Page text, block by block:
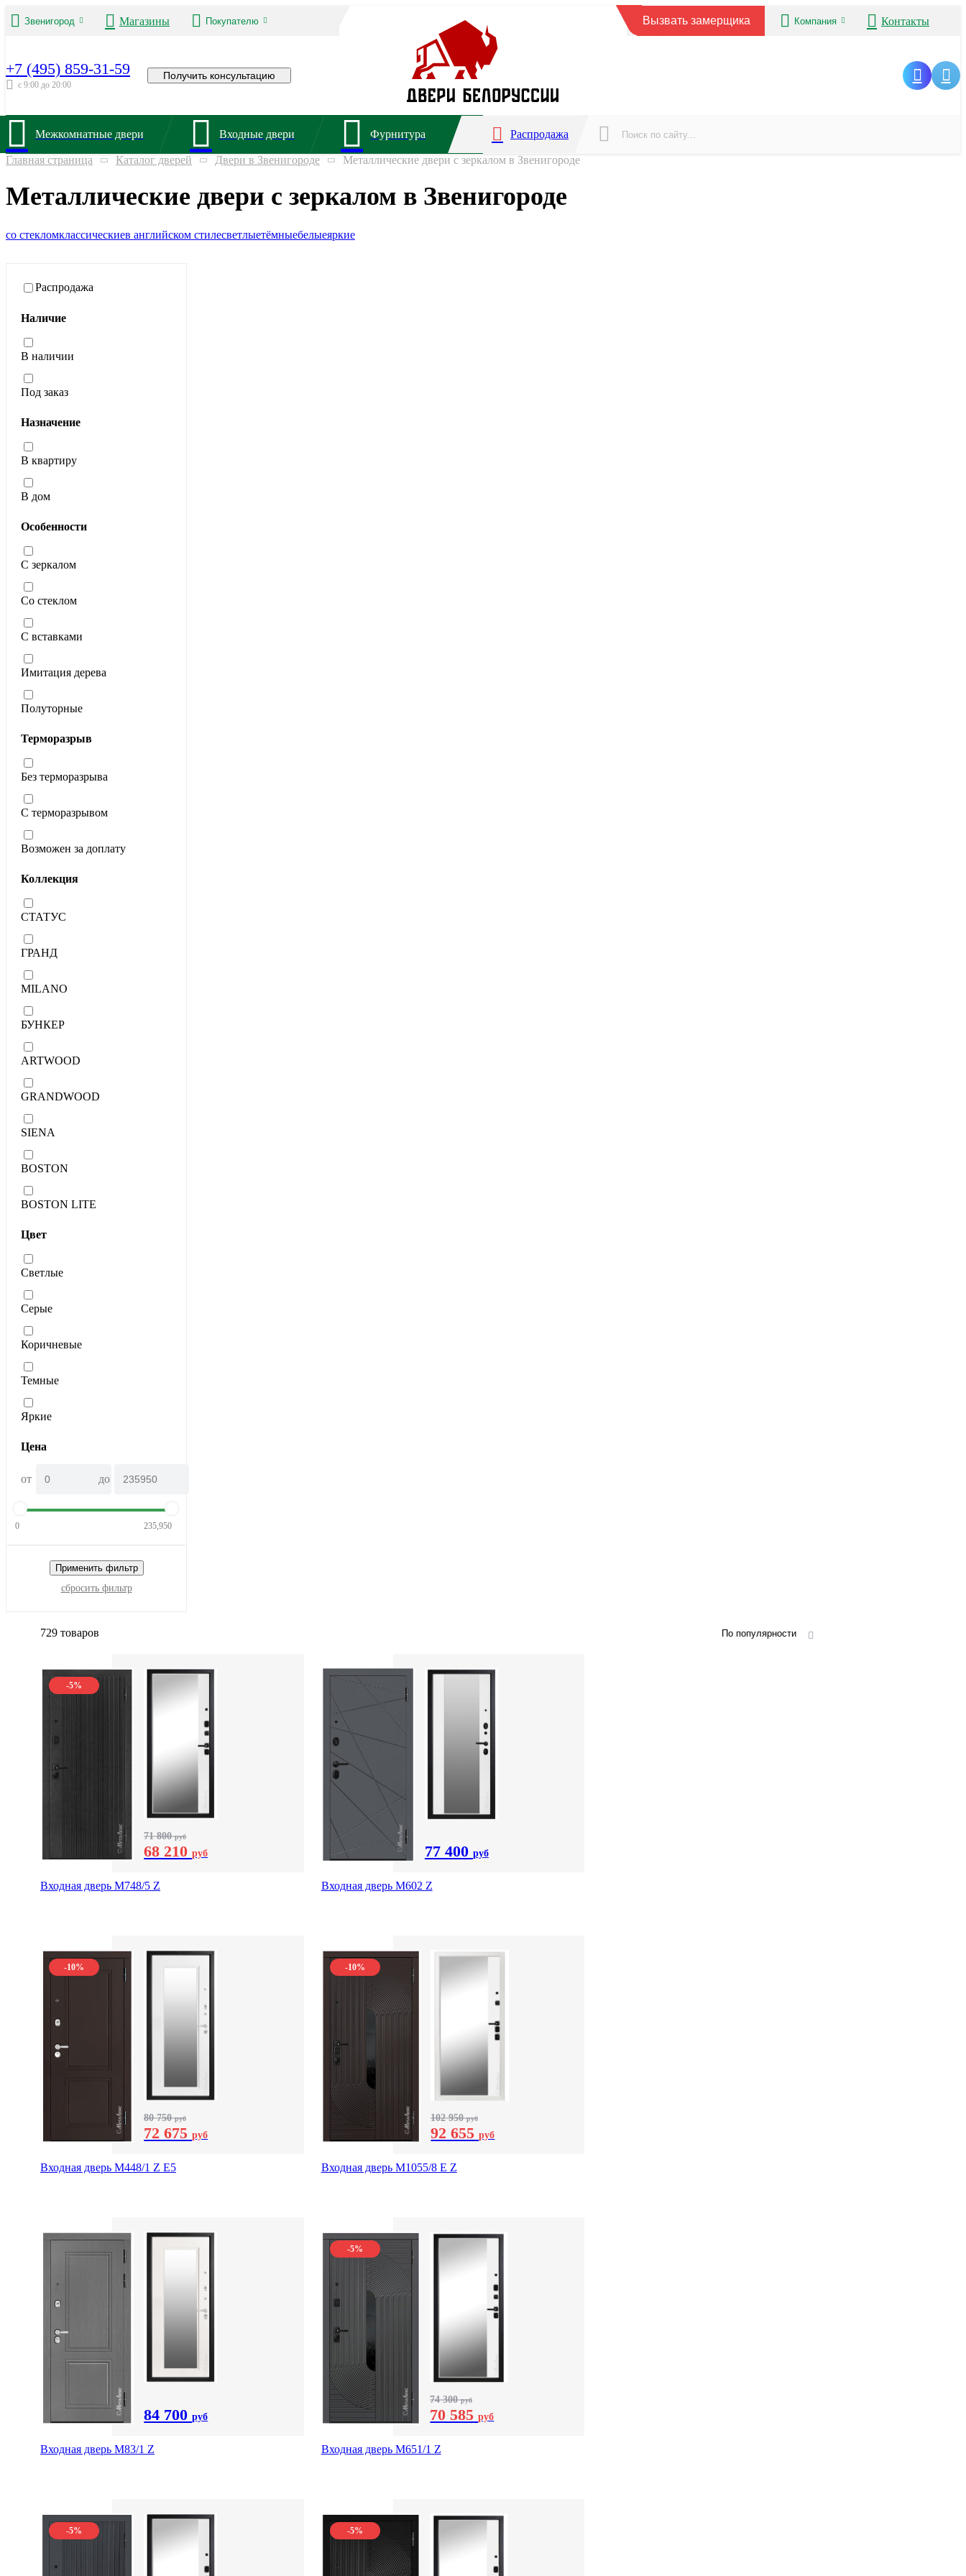
Звенигород Магазины Покупателю Вызвать замерщика Компания Контакты
+7 (495) 859-31-59
с 9:00 до 20:00
Получить консультацию
Межкомнатные двери Входные двери Фурнитура Распродажа
Главная страница Каталог дверей Двери в Звенигороде Металлические двери с зеркалом в Звенигороде
Металлические двери с зеркалом в Звенигороде
со стекломклассическиев английском стилесветлыетёмныебелыеяркие
Распродажа
Наличие
В наличии
Под заказ
Назначение
В квартиру
В дом
Особенности
С зеркалом
Со стеклом
С вставками
Имитация дерева
Полуторные
Терморазрыв
Без терморазрыва
С терморазрывом
Возможен за доплату
Коллекция
СТАТУС
ГРАНД
MILANO
БУНКЕР
ARTWOOD
GRANDWOOD
SIENA
BOSTON
BOSTON LITE
Цвет
Светлые
Серые
Коричневые
Темные
Яркие
Цена
от до
0 235,950
Применить фильтр
сбросить фильтр
729 товаров По популярности
-5%
71 800руб
68 210руб
Входная дверь М748/5 Z
77 400 руб
Входная дверь М602 Z
-10%
80 750руб
72 675руб
Входная дверь М448/1 Z Е5
-10%
102 950руб
92 655руб
Входная дверь М1055/8 Е Z
84 700руб
Входная дверь M83/1 Z
-5%
74 300руб
70 585руб
Входная дверь М651/1 Z
-5% -5%